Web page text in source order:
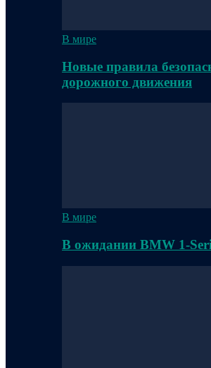
В мире
Новые правила
дорожного движения
В мире
В ожидании BMW 1-